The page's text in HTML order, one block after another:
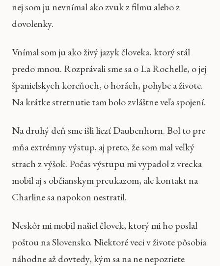
nej som ju nevnímal ako zvuk z filmu alebo z
dovolenky.
Vnímal som ju ako živý jazyk človeka, ktorý stál
predo mnou. Rozprávali sme sa o La Rochelle, o jej
španielskych koreňoch, o horách, pohybe a živote.
Na krátke stretnutie tam bolo zvláštne veľa spojení.
Na druhý deň sme išli liezť Daubenhorn. Bol to pre
mňa extrémny výstup, aj preto, že som mal veľký
strach z výšok. Počas výstupu mi vypadol z vrecka
mobil aj s občianskym preukazom, ale kontakt na
Charline sa napokon nestratil.
Neskôr mi mobil našiel človek, ktorý mi ho poslal
poštou na Slovensko. Niektoré veci v živote pôsobia
náhodne až dovtedy, kým sa na ne nepozriete